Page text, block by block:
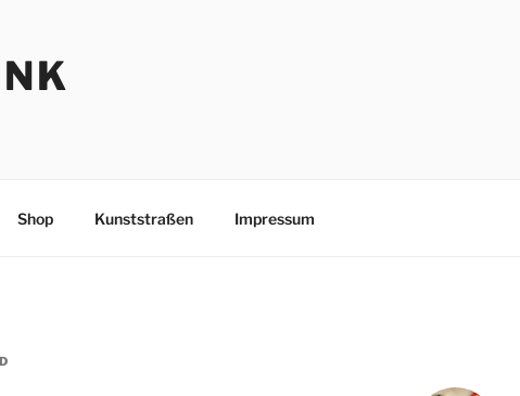
Shop Kunststraßen Impressum